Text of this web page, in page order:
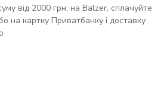
від 2000 грн, на Balzer, сплачуйте
на картку Приватбанку і доставку